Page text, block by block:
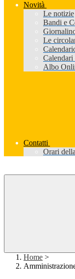
Novità
Le notizie
Bandi e
Le
Calendari
Albo
Contatti
Orari
Home >